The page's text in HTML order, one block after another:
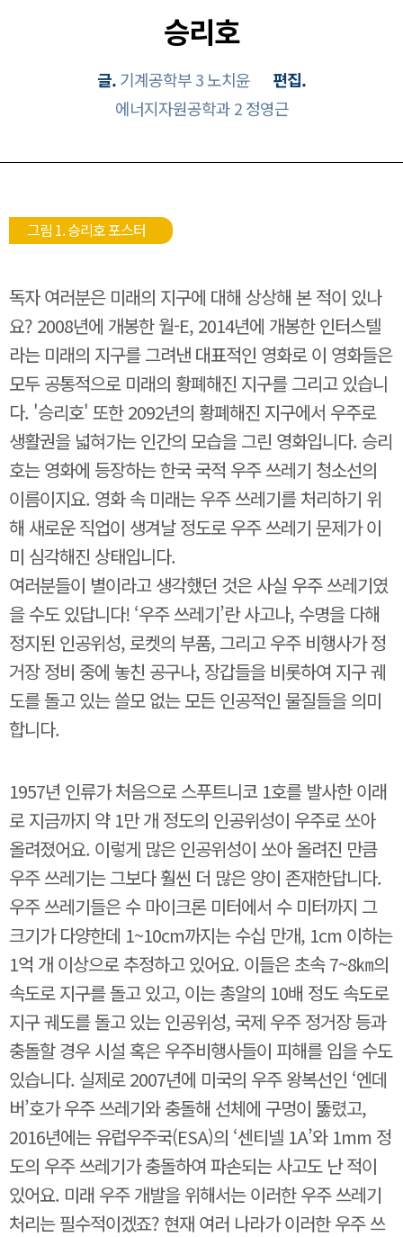
승리호
글.기계공학부 3 노치윤
편집.
에너지자원공학과 2 정영근
그림 1. 승리호 포스터
독자 여러분은 미래의 지구에 대해 상상해 본 적이 있나
요? 2008년에 개봉한 월-E, 2014년에 개봉한 인터스텔
라는 미래의 지구를 그려낸 대표적인 영화로 이 영화들은
모두 공통적으로 미래의 황폐해진 지구를 그리고 있습니
다. '승리호' 또한 2092년의 황폐해진 지구에서 우주로
생활권을 넓혀가는 인간의 모습을 그린 영화입니다. 승리
호는 영화에 등장하는 한국 국적 우주 쓰레기 청소선의
이름이지요. 영화 속 미래는 우주 쓰레기를 처리하기 위
해 새로운 직업이 생겨날 정도로 우주 쓰레기 문제가 이
미 심각해진 상태입니다.
여러분들이 별이라고 생각했던 것은 사실 우주 쓰레기였
을 수도 있답니다! ‘우주 쓰레기’란 사고나, 수명을 다해
정지된 인공위성, 로켓의 부품, 그리고 우주 비행사가 정
거장 정비 중에 놓친 공구나, 장갑들을 비롯하여 지구 궤
도를 돌고 있는 쓸모 없는 모든 인공적인 물질들을 의미
합니다.
1957년 인류가 처음으로 스푸트니코 1호를 발사한 이래
로 지금까지 약 1만 개 정도의 인공위성이 우주로 쏘아
올려졌어요. 이렇게 많은 인공위성이 쏘아 올려진 만큼
우주 쓰레기는 그보다 훨씬 더 많은 양이 존재한답니다.
우주 쓰레기들은 수 마이크론 미터에서 수 미터까지 그
크기가 다양한데 1~10cm까지는 수십 만개, 1cm 이하는
1억 개 이상으로 추정하고 있어요. 이들은 초속 7~8㎞의
속도로 지구를 돌고 있고, 이는 총알의 10배 정도 속도로
지구 궤도를 돌고 있는 인공위성, 국제 우주 정거장 등과
충돌할 경우 시설 혹은 우주비행사들이 피해를 입을 수도
있습니다. 실제로 2007년에 미국의 우주 왕복선인 ‘엔데
버’호가 우주 쓰레기와 충돌해 선체에 구멍이 뚫렸고,
2016년에는 유럽우주국(ESA)의 ‘센티넬 1A’와 1mm 정
도의 우주 쓰레기가 충돌하여 파손되는 사고도 난 적이
있어요. 미래 우주 개발을 위해서는 이러한 우주 쓰레기
처리는 필수적이겠죠? 현재 여러 나라가 이러한 우주 쓰